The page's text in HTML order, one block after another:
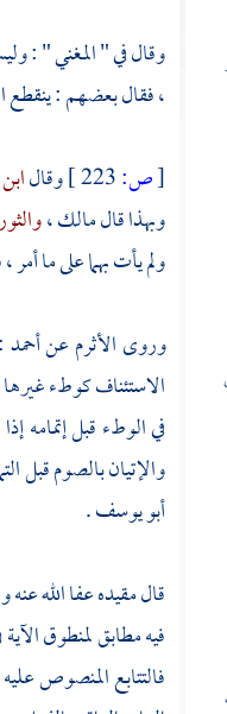
وقال في " المغني " :
، فقال بعضهم : ينقطع
[ص: وقال
وبهذا قالمالك،
ولم يأت بهما على ما
وروىالأثرمعنأحمد
الاستئناف كوطء
في الوطء قبل إتمامه
والإتيان بالصوم قبل
أبو يوسف.
قال مقيده عفا الله
فيه مطابق لمنطوق
فالتتابع المنصوص